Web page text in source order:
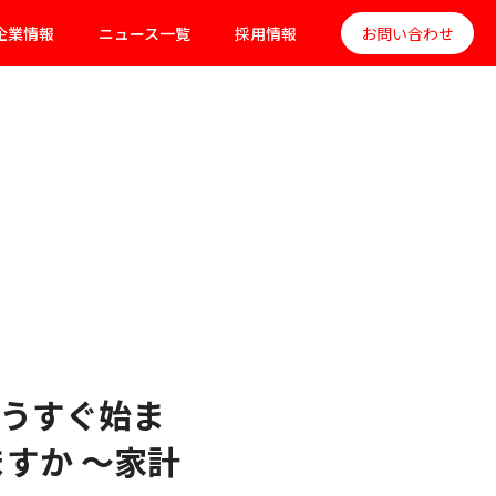
業情報 ニュース一覧 採用情報 お問い合わせ
すぐ始ま
か 〜家計